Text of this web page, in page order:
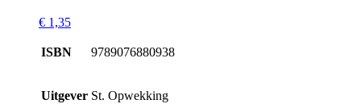
€ 1,35
ISBN 9789076880938
Uitgever St. Opwekking